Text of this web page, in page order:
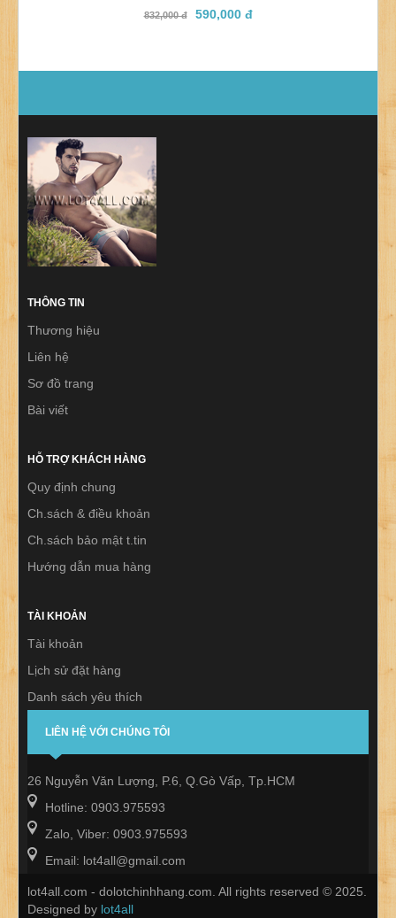
832,000 đ 590,000 đ
THÔNG TIN
Thương hiệu
Liên hệ
Sơ đồ trang
Bài viết
HỖ TRỢ KHÁCH HÀNG
Quy định chung
Ch.sách & điều khoản
Ch.sách bảo mật t.tin
Hướng dẫn mua hàng
TÀI KHOẢN
Tài khoản
Lịch sử đặt hàng
Danh sách yêu thích
Thư báo
LIÊN HỆ VỚI CHÚNG TÔI
26 Nguyễn Văn Lượng, P.6, Q.Gò Vấp, Tp.HCM
Hotline: 0903.975593
Zalo, Viber: 0903.975593
Email: lot4all@gmail.com
lot4all.com - dolotchinhhang.com. All rights reserved © 2025.
Designed by lot4all